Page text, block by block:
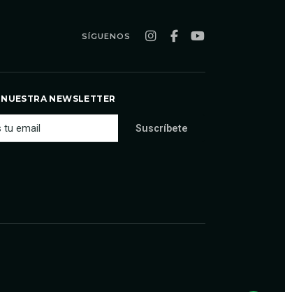
SÍGUENOS
NEWSLETTER